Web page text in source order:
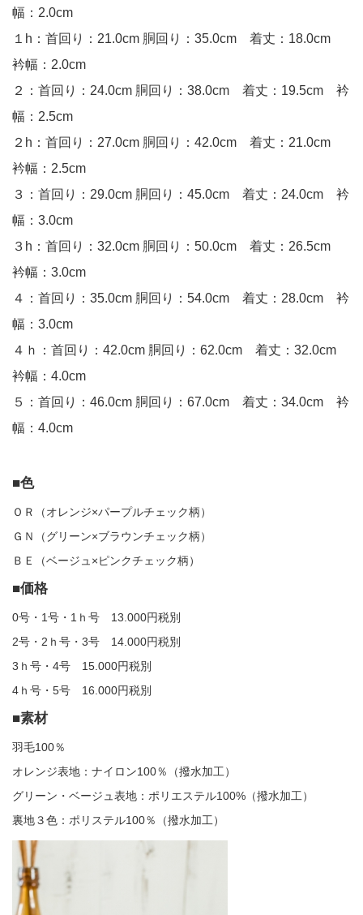
幅：2.0cm
１h：首回り：21.0cm 胴回り：35.0cm 着丈：18.0cm
衿幅：2.0cm
２：首回り：24.0cm 胴回り：38.0cm 着丈：19.5cm 衿
幅：2.5cm
２h：首回り：27.0cm 胴回り：42.0cm 着丈：21.0cm
衿幅：2.5cm
３：首回り：29.0cm 胴回り：45.0cm 着丈：24.0cm 衿
幅：3.0cm
３h：首回り：32.0cm 胴回り：50.0cm 着丈：26.5cm
衿幅：3.0cm
４：首回り：35.0cm 胴回り：54.0cm 着丈：28.0cm 衿
幅：3.0cm
４ｈ：首回り：42.0cm 胴回り：62.0cm 着丈：32.0cm
衿幅：4.0cm
５：首回り：46.0cm 胴回り：67.0cm 着丈：34.0cm 衿
幅：4.0cm
■色
ＯＲ（オレンジ×パープルチェック柄）
ＧＮ（グリーン×ブラウンチェック柄）
ＢＥ（ベージュ×ピンクチェック柄）
■価格
0号・1号・1ｈ号 13.000円税別
2号・2ｈ号・3号 14.000円税別
3ｈ号・4号 15.000円税別
4ｈ号・5号 16.000円税別
■素材
羽毛100％
オレンジ表地：ナイロン100％（撥水加工）
グリーン・ベージュ表地：ポリエステル100%（撥水加工）
裏地３色：ポリステル100％（撥水加工）